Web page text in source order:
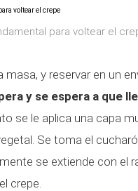
para voltear el
masa, y reservar en un
y se espera a que
se le aplica una capa
Se toma el
se extiende con el
crepe.